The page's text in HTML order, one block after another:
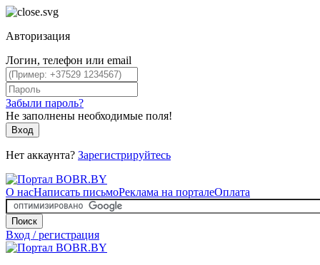
Авторизация
Логин, телефон или email
Забыли пароль?
Не заполнены необходимые поля!
Вход
Нет аккаунта? Зарегистрируйтесь
О насНаписать письмоРеклама на порталеОплата
Поиск
Вход / регистрация